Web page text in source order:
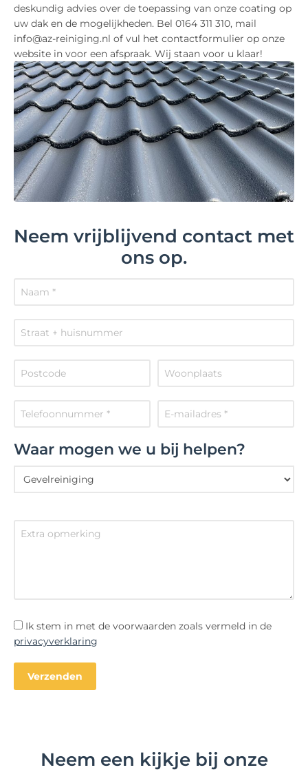
deskundig advies over de toepassing van onze coating op
uw dak en de mogelijkheden. Bel 0164 311 310, mail
info@az-reiniging.nl of vul het contactformulier op onze
website in voor een afspraak. Wij staan voor u klaar!
Neem vrijblijvend contact met
ons op.
Waar mogen we u bij helpen?
Ik stem in met de voorwaarden zoals vermeld in de
privacyverklaring
Neem een kijkje bij onze